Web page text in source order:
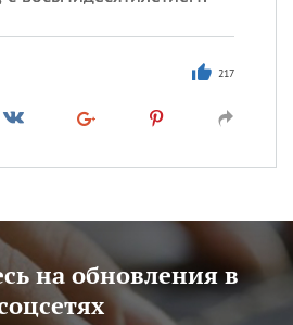
217
на обновления в